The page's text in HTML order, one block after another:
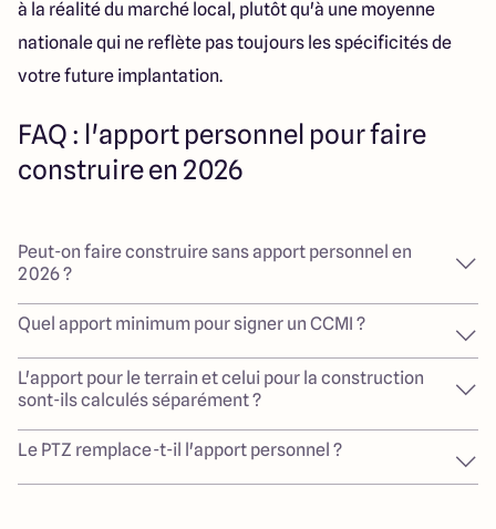
à la réalité du marché local, plutôt qu'à une moyenne
nationale qui ne reflète pas toujours les spécificités de
votre future implantation.
FAQ : l'apport personnel pour faire
construire en 2026
Peut-on faire construire sans apport personnel en
2026 ?
Quel apport minimum pour signer un CCMI ?
L'apport pour le terrain et celui pour la construction
sont-ils calculés séparément ?
Le PTZ remplace-t-il l'apport personnel ?